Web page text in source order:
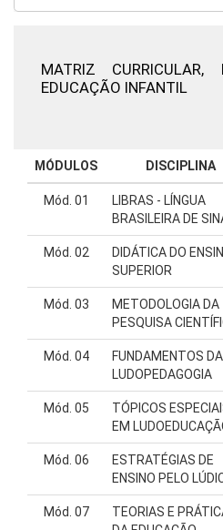
MATRIZ CURRICULAR,
EDUCAÇÃO INFANTIL
MÓDULOS DISCIPLINA
Mód. 01
LIBRAS - LÍNGUA
BRASILEIRA DE
Mód. 02
DIDÁTICA DO
SUPERIOR
Mód. 03
METODOLOGIA DA
PESQUISA
Mód. 04
FUNDAMENTOS DA
LUDOPEDAGOGIA
Mód. 05
TÓPICOS
EM
Mód. 06
ESTRATÉGIAS DE
ENSINO PELO
Mód. 07
TEORIAS E